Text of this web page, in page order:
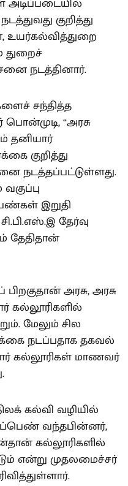
குறித்து
உயர்கல்வித்துறை
துறைச்
நடத்தினார்.
சந்தித்த
“அரசு
தனியார்
குறித்து
நடத்தப்பட்டுள்ளது.
இறுதி
தேர்வு
தேதிதான்
அரசு, அரசு
கல்லூரிகளில்
மேலும் சில
நடப்பதாக தகவல்
கல்லூரிகள் மாணவர்
கல்வி வழியில்
வந்தபின்னர்,
கல்லூரிகளில்
என்று முதலமைச்சர்